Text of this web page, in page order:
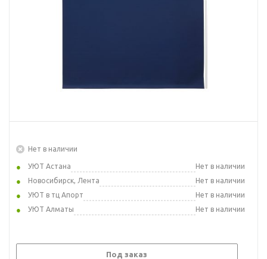
Нет в наличии
УЮТ Астана
Нет в наличии
Новосибирск, Лента
Нет в наличии
УЮТ в тц Апорт
Нет в наличии
УЮТ Алматы
Нет в наличии
Под заказ